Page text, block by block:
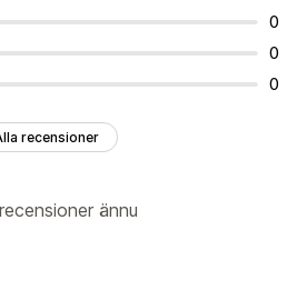
0
0
0
recensioner
ännu